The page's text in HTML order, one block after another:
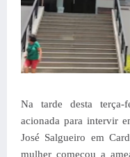
Na tarde desta
acionada para intervir
José Salgueiro em
mulher começou a